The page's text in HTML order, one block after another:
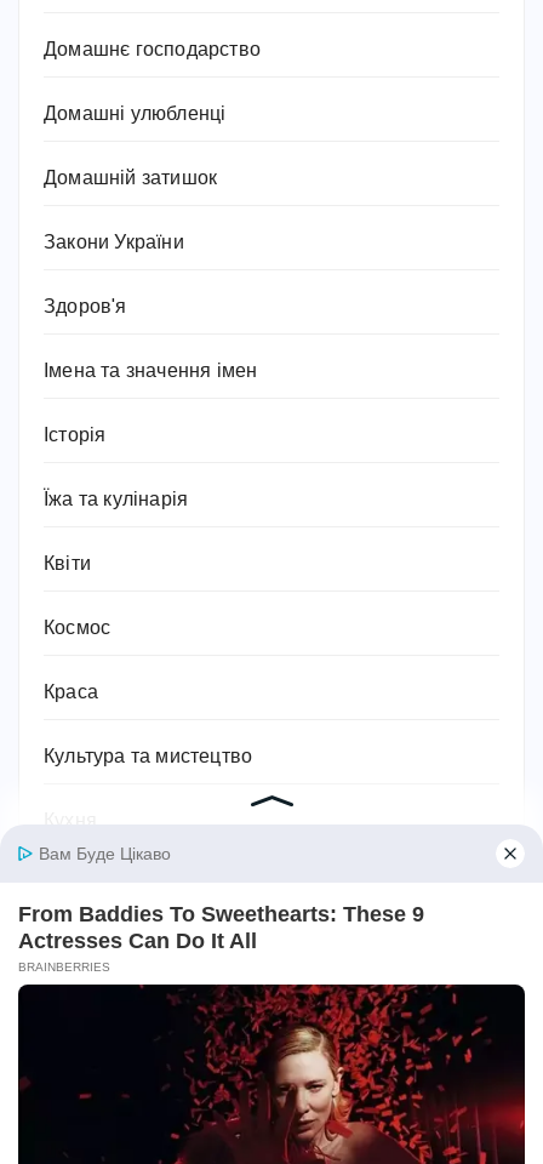
Домашнє господарство
Домашні улюбленці
Домашній затишок
Закони України
Здоров'я
Імена та значення імен
Історія
Їжа та кулінарія
Квіти
Космос
Краса
Культура та мистецтво
Література та книжки
Логістика та транспорт
Магія, хіромантія, езотерика, таро, містика